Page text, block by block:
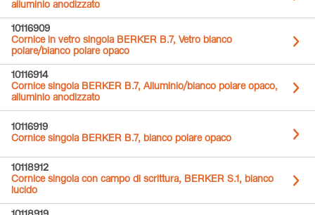
alluminio anodizzato
10116909
Cornice in vetro singola BERKER B.7, Vetro bianco
polare/bianco polare opaco
10116914
Cornice singola BERKER B.7, Alluminio/bianco polare opaco,
alluminio anodizzato
10116919
Cornice singola BERKER B.7, bianco polare opaco
10118912
Cornice singola con campo di scrittura, BERKER S.1, bianco
lucido